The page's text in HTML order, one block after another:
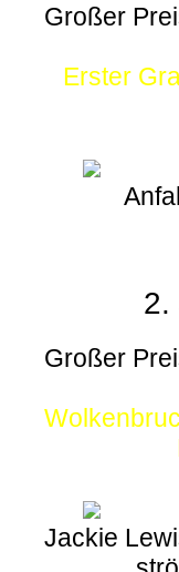
Großer
Erster
2.
Großer
Jackie